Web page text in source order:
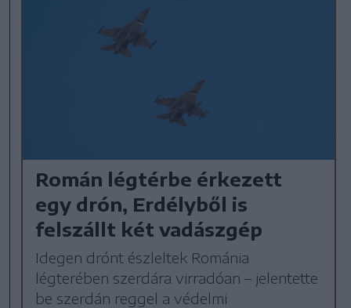
Román légtérbe érkezett
egy drón, Erdélyből is
felszállt két vadászgép
Idegen drónt észleltek Románia
légterében szerdára virradóan – jelentette
be szerdán reggel a védelmi